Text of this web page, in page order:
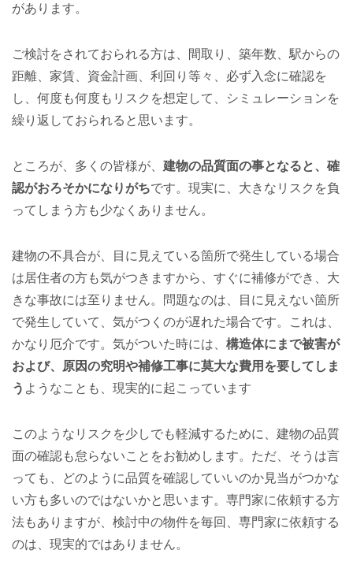
があります。
ご検討をされておられる方は、間取り、築年数、駅からの
距離、家賃、資金計画、利回り等々、必ず入念に確認を
し、何度も何度もリスクを想定して、シミュレーションを
繰り返しておられると思います。
ところが、多くの皆様が、 建物の品質面の事となると、確
認がおろそかになりがちです。現実に、大きなリスクを負
ってしまう方も少なくありません。
建物の不具合が、目に見えている箇所で発生している場合
は居住者の方も気がつきますから、すぐに補修ができ、大
きな事故には至りません。問題なのは、目に見えない箇所
で発生していて、気がつくのが遅れた場合です。これは、
かなり厄介です。気がついた時には、 構造体にまで被害が
および、原因の究明や補修工事に莫大な費用を要してしま
う ようなことも、現実的に起こっています
このようなリスクを少しでも軽減するために、建物の品質
面の確認も怠らないことをお勧めします。ただ、そうは言
っても、どのように品質を確認していいのか見当がつかな
い方も多いのではないかと思います。専門家に依頼する方
法もありますが、検討中の物件を毎回、専門家に依頼する
のは、現実的ではありません。